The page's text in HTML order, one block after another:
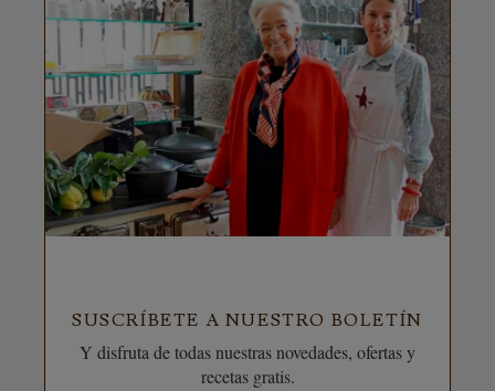
SUSCRÍBETE A NUESTRO BOLETÍN
Y disfruta de todas nuestras novedades, ofertas y
recetas gratis.